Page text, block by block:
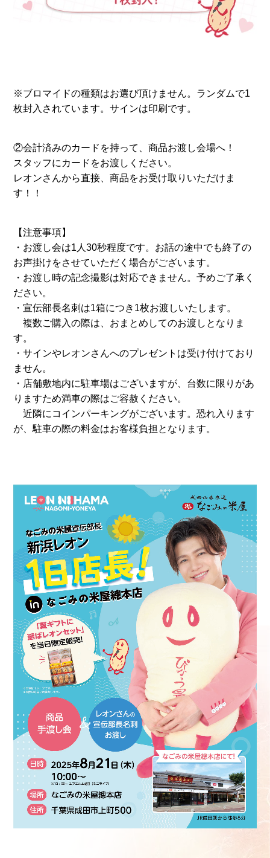
※ブロマイドの種類はお選び頂けません。ランダムで1
枚封入されています。サインは印刷です。
②会計済みのカードを持って、商品お渡し会場へ！
スタッフにカードをお渡しください。
レオンさんから直接、商品をお受け取りいただけま
す！！
【注意事項】
・お渡し会は1人30秒程度です。お話の途中でも終了の
お声掛けをさせていただく場合がございます。
・お渡し時の記念撮影は対応できません。予めご了承く
ださい。
・宣伝部長名刺は1箱につき1枚お渡しいたします。
複数ご購入の際は、おまとめしてのお渡しとなりま
す。
・サインやレオンさんへのプレゼントは受け付けており
ません。
・店舗敷地内に駐車場はございますが、台数に限りがあ
りますため満車の際はご容赦ください。
近隣にコインパーキングがございます。恐れ入ります
が、駐車の際の料金はお客様負担となります。